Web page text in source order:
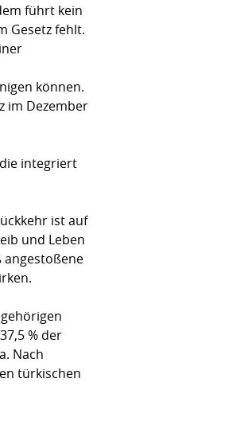
führt kein
Gesetz fehlt.
können.
im Dezember
integriert
ist auf
und Leben
angestoßene
% der
Nach
türkischen